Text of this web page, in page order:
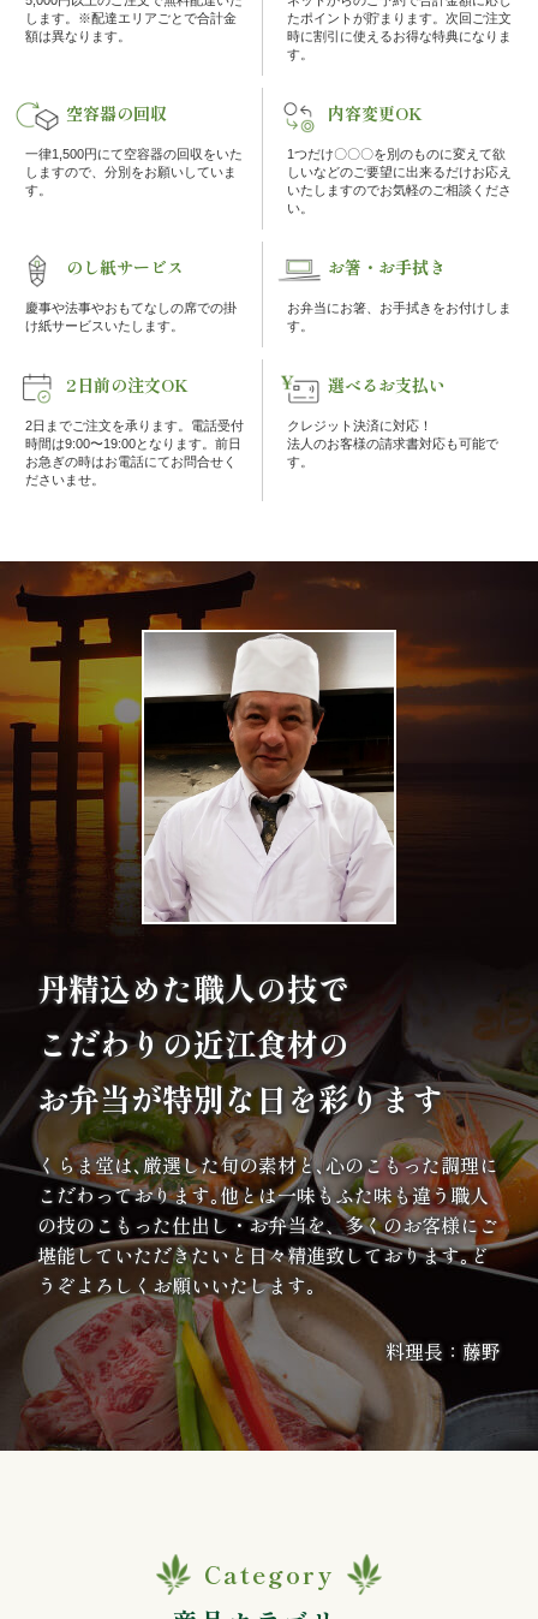
の
だ
わ
注
文
方
法・
配
リ
お
座
敷
店
舗
案
内
種
類
か
ら
選
します。※配達エリアごとで合計金
額は異なります。
たポイントが貯まります。次回ご注文
時に割引に使えるお得な特典になりま
す。
空容器の回収
一律1,500円にて空容器の回収をいた
しますので、分別をお願いしていま
す。
内容変更OK
1つだけ〇〇〇を別のものに変えて欲
しいなどのご要望に出来るだけお応え
いたしますのでお気軽のご相談くださ
い。
のし紙サービス
慶事や法事やおもてなしの席での掛
け紙サービスいたします。
お箸・お手拭き
お弁当にお箸、お手拭きをお付けしま
す。
2日前の注文OK
2日までご注文を承ります。電話受付
時間は9:00〜19:00となります。前日
お急ぎの時はお電話にてお問合せく
ださいませ。
選べるお支払い
クレジット決済に対応！
法人のお客様の請求書対応も可能で
す。
丹精込めた職人の技で
こだわりの近江食材の
お弁当が特別な日を彩ります
くらま堂は､厳選した旬の素材と､心のこもった調理に
こだわっております｡他とは一味もふた味も違う職人
の技のこもった仕出し・お弁当を、多くのお客様にご
堪能していただきたいと日々精進致しております｡ど
うぞよろしくお願いいたします｡
料理長：藤野
Category